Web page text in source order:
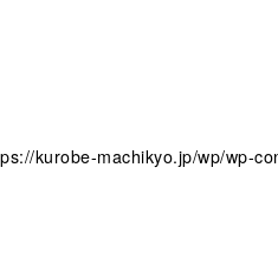
kurobe-machikyo.jp/wp/wp-